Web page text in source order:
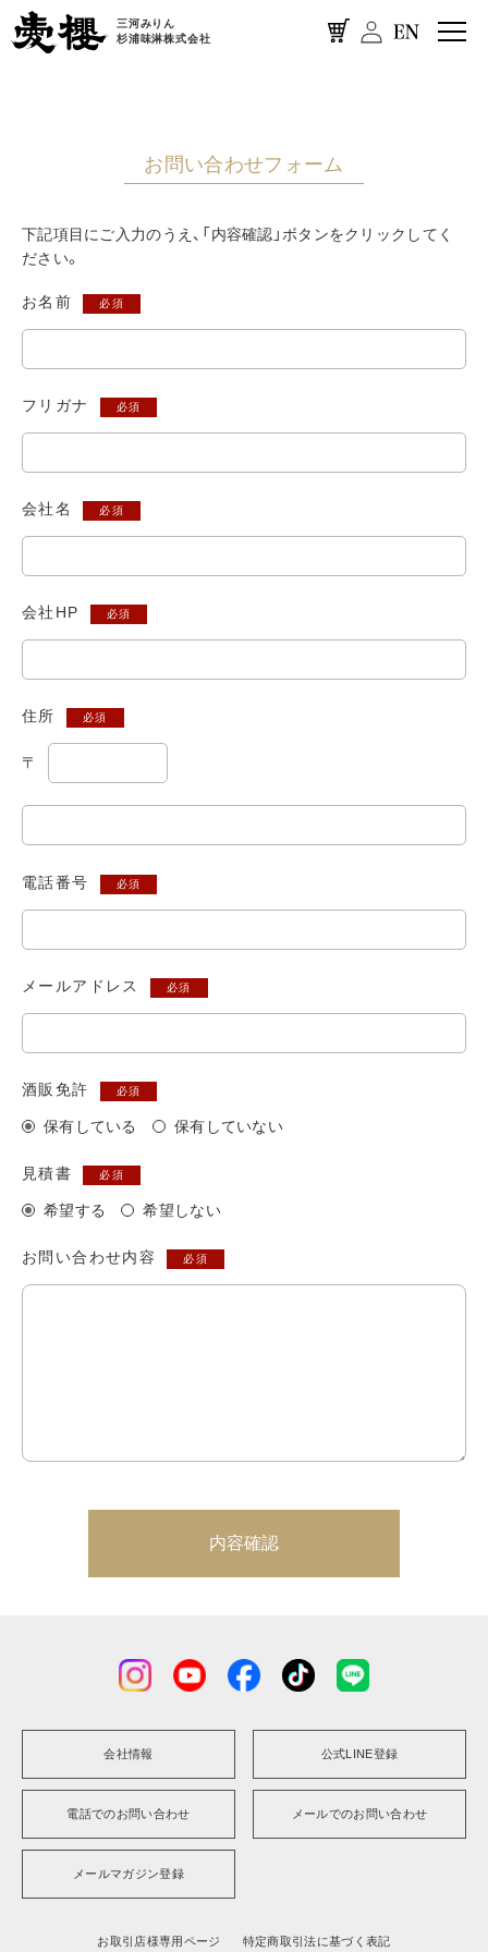
三河みりん
杉浦味淋株式会社
お問い合わせフォーム
下記項目にご入力のうえ、「内容確認」ボタンをクリックしてく
ださい。
お名前 必須
フリガナ 必須
会社名 必須
会社HP 必須
住所 必須
〒
電話番号 必須
メールアドレス 必須
酒販免許 必須
保有している 保有していない
見積書 必須
希望する 希望しない
お問い合わせ内容 必須
内容確認
会社情報 公式LINE登録
電話でのお問い合わせ メールでのお問い合わせ
メールマガジン登録
お取引店様専用ページ 特定商取引法に基づく表記